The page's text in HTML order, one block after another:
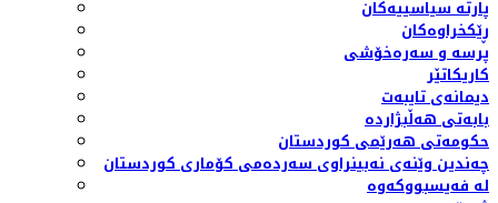
پارتە سیاسییەکان
ڕێکخراوەکان
پرسە و سەرەخۆشی
کاریکاتێر
دیمانەی تایبەت
بابەتی هەڵبژاردە
حکومەتی هەرێمی کوردستان
چەندین وێنەی نەبینراوی سەردەمی کۆماری کوردستان
لە فەیسبووکەوە